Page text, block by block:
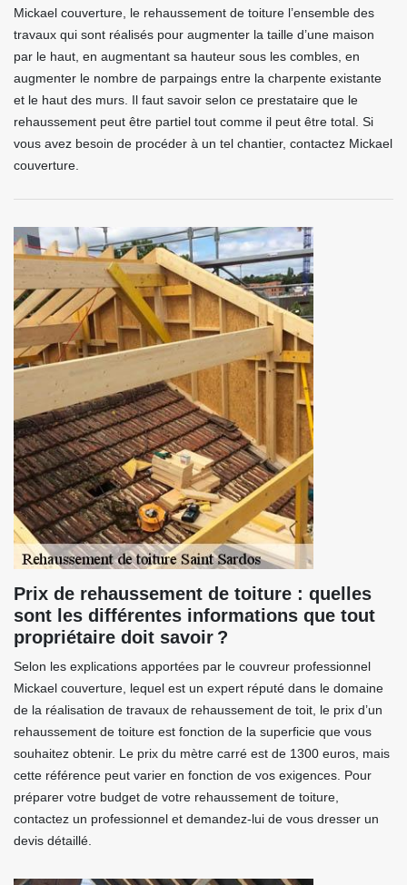
Mickael couverture, le rehaussement de toiture l’ensemble des
travaux qui sont réalisés pour augmenter la taille d’une maison
par le haut, en augmentant sa hauteur sous les combles, en
augmenter le nombre de parpaings entre la charpente existante
et le haut des murs. Il faut savoir selon ce prestataire que le
rehaussement peut être partiel tout comme il peut être total. Si
vous avez besoin de procéder à un tel chantier, contactez Mickael
couverture.
Prix de rehaussement de toiture : quelles
sont les différentes informations que tout
propriétaire doit savoir ?
Selon les explications apportées par le couvreur professionnel
Mickael couverture, lequel est un expert réputé dans le domaine
de la réalisation de travaux de rehaussement de toit, le prix d’un
rehaussement de toiture est fonction de la superficie que vous
souhaitez obtenir. Le prix du mètre carré est de 1300 euros, mais
cette référence peut varier en fonction de vos exigences. Pour
préparer votre budget de votre rehaussement de toiture,
contactez un professionnel et demandez-lui de vous dresser un
devis détaillé.